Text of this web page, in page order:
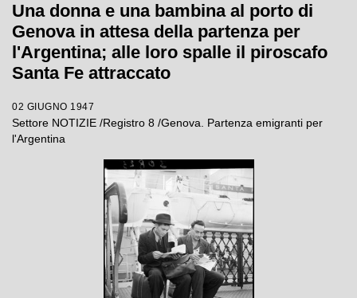
Una donna e una bambina al porto di
Genova in attesa della partenza per
l'Argentina; alle loro spalle il piroscafo
Santa Fe attraccato
02 GIUGNO 1947
Settore NOTIZIE /Registro 8 /Genova. Partenza emigranti per
l'Argentina